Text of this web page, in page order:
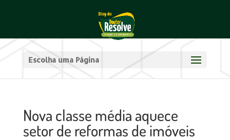
Escolha uma Página
Nova classe média aquece
setor de reformas de imóveis